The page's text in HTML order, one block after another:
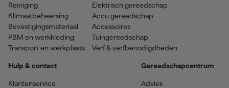
Reiniging
Klimaatbeheersing
Bevestigingsmateriaal
PBM en werkkleding
Transport en werkplaats
Elektrisch gereedschap
Accu gereedschap
Accessoires
Tuingereedschap
Verf & verfbenodigdheden
Hulp & contact
Klantenservice
Gereedschapcentrum
Advies